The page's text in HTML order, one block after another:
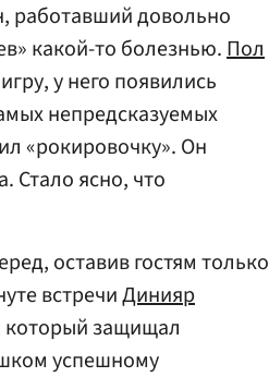
работавший довольно
какой-то болезнью.Пол
у него появились
непредсказуемых
«рокировочку». Он
Стало ясно, что
оставив гостям только
встречиДинияр
который защищал
успешному